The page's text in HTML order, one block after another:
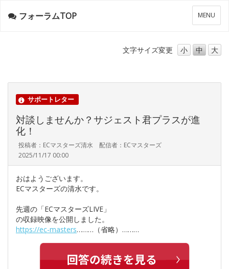
メ
ニ
ー
MENU
フォーラムTOP
文字サイズ変更 小 中 大
サポートレター
対談しませんか？サジェスト君プラスが進
化！
投稿者：ECマスターズ清水 配信者：ECマスターズ
2025/11/17 00:00
おはようございます。
ECマスターズの清水です。
先週の「ECマスターズLIVE」
の収録映像を公開しました。
https://ec-masters………（省略）………